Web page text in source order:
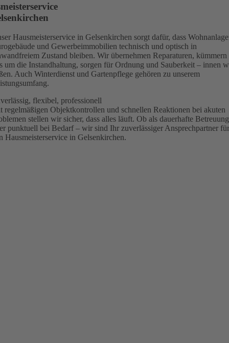
Hausmeisterservice in Gelsenkirchen sorgt dafür, dass
und Gewerbeimmobilien technisch und optisch in
Zustand bleiben. Wir übernehmen Reparaturen, kümmern
um die Instandhaltung, sorgen für Ordnung und Sauberkeit – innen
Auch Winterdienst und Gartenpflege gehören zu unserem
flexibel, professionell
regelmäßigen Objektkontrollen und schnellen Reaktionen bei akuten
stellen wir sicher, dass alles läuft. Ob als dauerhafte Betreuung
punktuell bei Bedarf – wir sind Ihr zuverlässiger Ansprechpartner für
Hausmeisterservice in Gelsenkirchen.